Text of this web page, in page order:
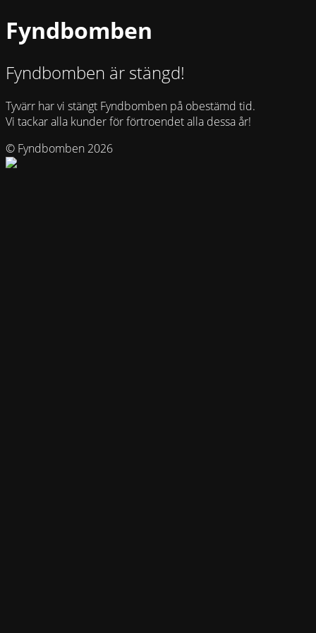
Fyndbomben
Fyndbomben är stängd!
Tyvärr har vi stängt Fyndbomben på obestämd tid.
Vi tackar alla kunder för förtroendet alla dessa år!
© Fyndbomben 2026